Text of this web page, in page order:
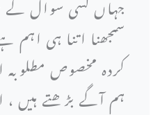
سمجھنا اتنا ہی اہم
کردہ مخصوص مطلوبہ
ہم آگے بڑھتے ہیں